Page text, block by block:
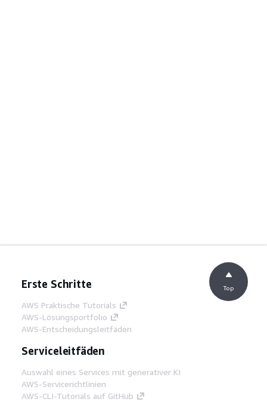
Erste Schritte
AWS Praktische Tutorials
AWS-Lösungsportfolio
AWS-Entscheidungsleitfäden
Serviceleitfäden
Auswahl eines Services mit generativer KI
AWS-Servicerichtlinien
AWS-CLI-Tutorials auf GitHub
Top